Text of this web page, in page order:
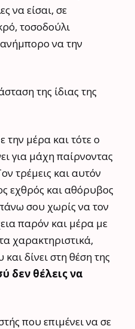
να είσαι, σε
τοσοδούλι
να την
της ίδιας της
την μέρα και τότε ο
για μάχη παίρνοντας
τρέμεις και αυτόν
εχθρός και αθόρυβος
σου χωρίς να τον
παρόν και μέρα με
χαρακτηριστικά,
δίνει στη θέση της
δεν θέλεις να
που επιμένει να σε